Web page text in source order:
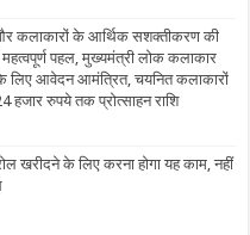
कलाकारों के आर्थिक सशक्तीकरण की
महत्वपूर्ण पहल, मुख्यमंत्री लोक कलाकार
लिए आवेदन आमंत्रित, चयनित कलाकारों
हजार रुपये तक प्रोत्साहन राशि
खरीदने के लिए करना होगा यह काम, नहीं